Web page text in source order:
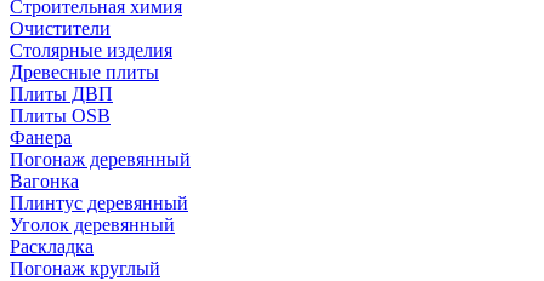
Строительная химия
Очистители
Столярные изделия
Древесные плиты
Плиты ДВП
Плиты OSB
Фанера
Погонаж деревянный
Вагонка
Плинтус деревянный
Уголок деревянный
Раскладка
Погонаж круглый